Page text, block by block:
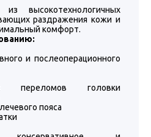
высокотехнологичных
раздражения кожи и
комфорт.
и послеоперационного
переломов головки
пояса